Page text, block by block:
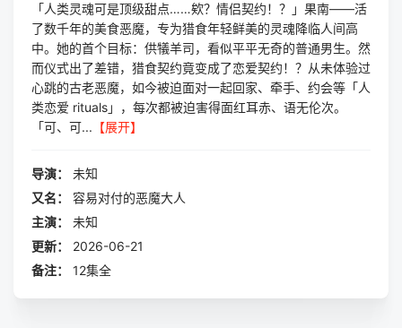
「人类灵魂可是顶级甜点……欸？情侣契约！？」果南——活
了数千年的美食恶魔，专为猎食年轻鲜美的灵魂降临人间高
中。她的首个目标：供犠羊司，看似平平无奇的普通男生。然
而仪式出了差错，猎食契约竟变成了恋爱契约！？从未体验过
心跳的古老恶魔，如今被迫面对一起回家、牵手、约会等「人
类恋爱 rituals」，每次都被迫害得面红耳赤、语无伦次。
「可、可... 【展开】
导演：
未知
又名：
容易对付的恶魔大人
主演：
未知
更新：
2026-06-21
备注：
12集全